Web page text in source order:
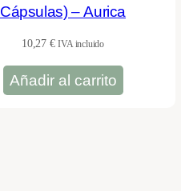
Cápsulas) – Aurica
10,27 € IVA incluido
Añadir al carrito